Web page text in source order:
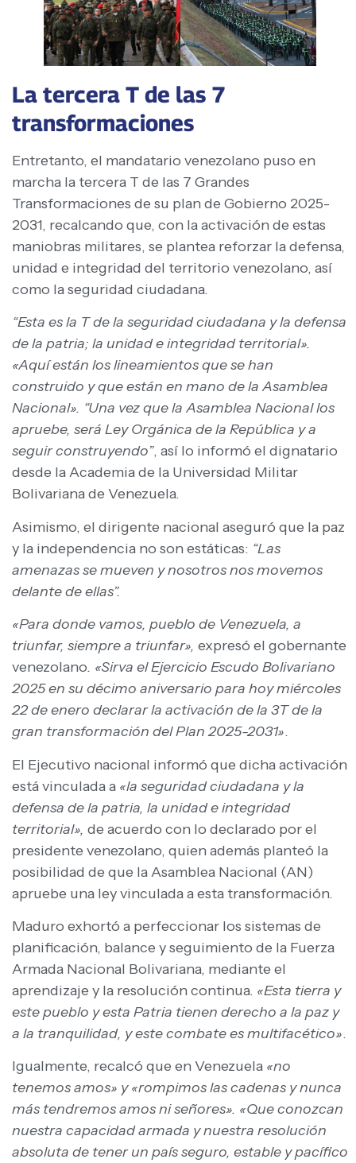
La tercera T de las 7
transformaciones
Entretanto, el mandatario venezolano puso en
marcha la tercera T de las 7 Grandes
Transformaciones de su plan de Gobierno 2025-
2031, recalcando que, con la activación de estas
maniobras militares, se plantea reforzar la defensa,
unidad e integridad del territorio venezolano, así
como la seguridad ciudadana.
“Esta es la T de la seguridad ciudadana y la defensa
de la patria; la unidad e integridad territorial».
«Aquí están los lineamientos que se han
construido y que están en mano de la Asamblea
Nacional». “Una vez que la Asamblea Nacional los
apruebe, será Ley Orgánica de la República y a
seguir construyendo”, así lo informó el dignatario
desde la Academia de la Universidad Militar
Bolivariana de Venezuela.
Asimismo, el dirigente nacional aseguró que la paz
y la independencia no son estáticas: “Las
amenazas se mueven y nosotros nos movemos
delante de ellas”.
«Para donde vamos, pueblo de Venezuela, a
triunfar, siempre a triunfar», expresó el gobernante
venezolano. «Sirva el Ejercicio Escudo Bolivariano
2025 en su décimo aniversario para hoy miércoles
22 de enero declarar la activación de la 3T de la
gran transformación del Plan 2025-2031».
El Ejecutivo nacional informó que dicha activación
está vinculada a «la seguridad ciudadana y la
defensa de la patria, la unidad e integridad
territorial», de acuerdo con lo declarado por el
presidente venezolano, quien además planteó la
posibilidad de que la Asamblea Nacional (AN)
apruebe una ley vinculada a esta transformación.
Maduro exhortó a perfeccionar los sistemas de
planificación, balance y seguimiento de la Fuerza
Armada Nacional Bolivariana, mediante el
aprendizaje y la resolución continua. «Esta tierra y
este pueblo y esta Patria tienen derecho a la paz y
a la tranquilidad, y este combate es multifacético».
Igualmente, recalcó que en Venezuela «no
tenemos amos» y «rompimos las cadenas y nunca
más tendremos amos ni señores». «Que conozcan
nuestra capacidad armada y nuestra resolución
absoluta de tener un país seguro, estable y pacífico